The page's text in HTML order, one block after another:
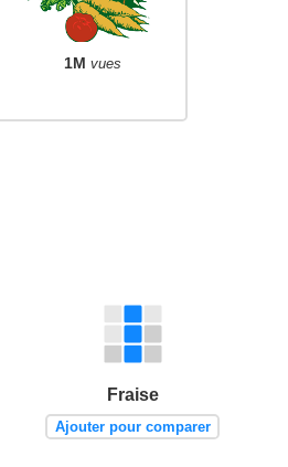
1M vues
Fraise
Ajouter pour comparer